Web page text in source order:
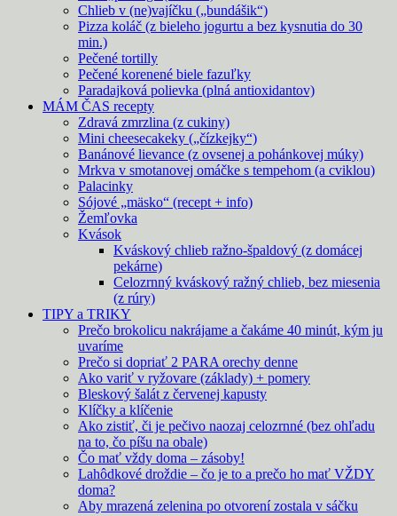
Chlieb v (ne)vajíčku („bundášik“)
Pizza koláč (z bieleho jogurtu a bez kysnutia do 30
min.)
Pečené tortilly
Pečené korenené biele fazuľky
Paradajková polievka (plná antioxidantov)
MÁM ČAS recepty
Zdravá zmrzlina (z cukiny)
Mini cheesecakeky („čízkejky“)
Banánové lievance (z ovsenej a pohánkovej múky)
Mrkva v smotanovej omáčke s tempehom (a cviklou)
Palacinky
Sójové „mäsko“ (recept + info)
Žemľovka
Kvások
Kváskový chlieb ražno-špaldový (z domácej
pekárne)
Celozrnný kváskový ražný chlieb, bez miesenia
(z rúry)
TIPY a TRIKY
Prečo brokolicu nakrájame a čakáme 40 minút, kým ju
uvaríme
Prečo si dopriať 2 PARA orechy denne
Ako variť v ryžovare (základy) + pomery
Bleskový šalát z červenej kapusty
Klíčky a klíčenie
Ako zistiť, či je pečivo naozaj celozrnné (bez ohľadu
na to, čo píšu na obale)
Čo mať vždy doma – zásoby!
Lahôdkové droždie – čo je to a prečo ho mať VŽDY
doma?
Aby mrazená zelenina po otvorení zostala v sáčku